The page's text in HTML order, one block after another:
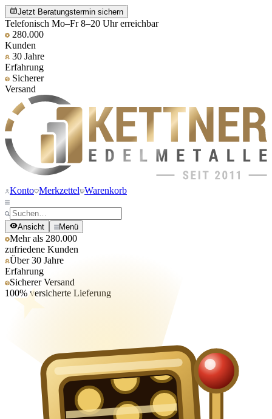
Jetzt Beratungstermin sichern
Telefonisch Mo–Fr 8–20 Uhr erreichbar
280.000
Kunden
30 Jahre
Erfahrung
Sicherer
Versand
Konto Merkzettel Warenkorb
Ansicht Menü
Mehr als 280.000
zufriedene Kunden
Über 30 Jahre
Erfahrung
Sicherer Versand
100% versicherte Lieferung